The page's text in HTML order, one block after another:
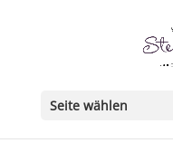
Seite wählen